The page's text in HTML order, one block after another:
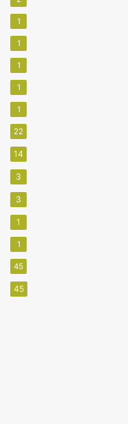
1
1
1
1
1
22
14
3
3
1
1
45
45